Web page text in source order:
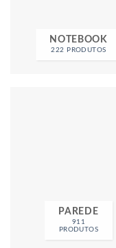
NOTEBOOK
222 PRODUTOS
PAREDE
911
PRODUTOS